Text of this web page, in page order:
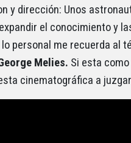
y dirección: Unos
el conocimiento y
personal me recuerda al
Melies. Si esta
cinematográfica a